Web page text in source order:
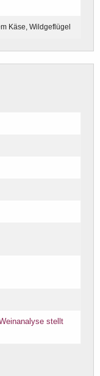
Käse, Wildgeflügel
stellt